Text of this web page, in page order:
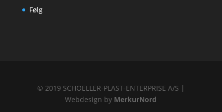
Følg
© 2019 SCHOELLER-PLAST-ENTERPRISE A/S |
Webdesign by MerkurNord